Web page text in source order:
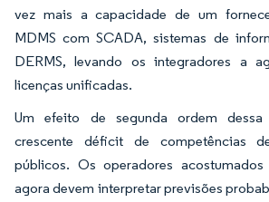
vez mais a capacidade de um
MDMS com SCADA, sistemas de
DERMS, levando os integradores a
licenças unificadas.
Um efeito de segunda ordem
crescente déficit de competências
públicos. Os operadores
agora devem interpretar previsões